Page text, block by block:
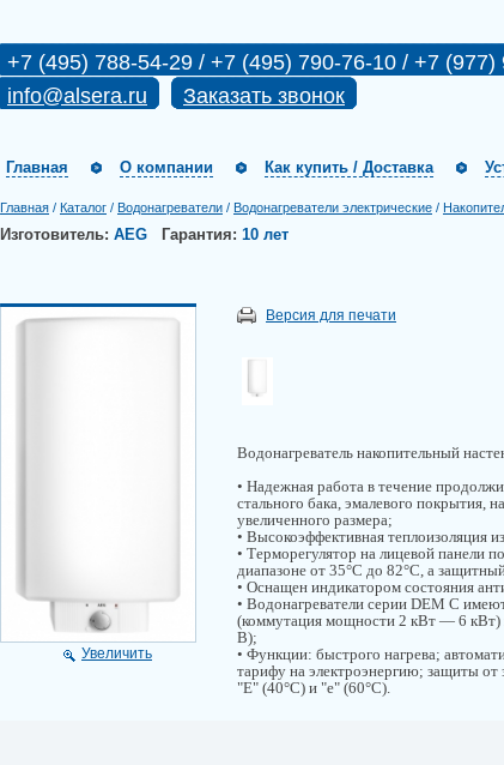
+7 (495) 788-54-29 / +7 (495) 790-76-10 / +7 (977)
info@alsera.ru
Заказать звонок
Главная О компании Как купить / Доставка
Главная / Каталог / Водонагреватели / Водонагреватели электрические /
Изготовитель: AEG Гарантия: 10 лет
Увеличить
Версия для печати
Водонагреватель накопительный
• Надежная работа в течение
стального бака, эмалевого покрытия,
увеличенного размера;
• Высокоэффективная теплоизоляция
• Терморегулятор на лицевой панели
диапазоне от 35°С до 82°С, а
• Оснащен индикатором состояния
• Водонагреватели серии DEM C
(коммутация мощности 2 кВт — 6 кВт)
В);
• Функции: быстрого нагрева;
тарифу на электроэнергию; защиты
"Е" (40°С) и "е" (60°С).